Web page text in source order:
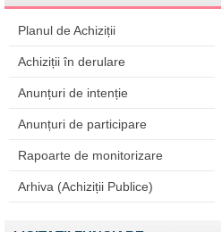
Planul de Achiziții
Achiziții în derulare
Anunțuri de intenție
Anunțuri de participare
Rapoarte de monitorizare
Arhiva (Achiziții Publice)